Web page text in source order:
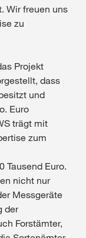
Wir freuen uns
zu
Projekt
dass
und
Euro
trägt mit
zum
Tausend Euro.
nicht nur
Messgeräte
der
Forstämter,